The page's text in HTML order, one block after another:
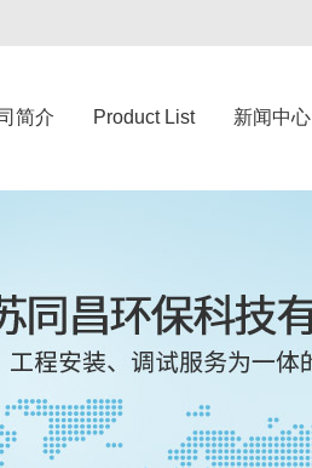
简介 Product List 新闻中心